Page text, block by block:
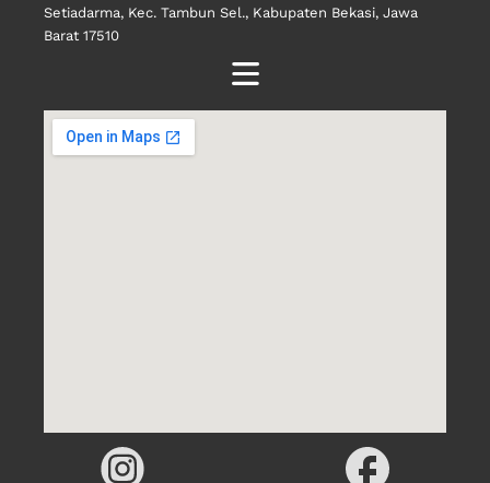
Setiadarma, Kec. Tambun Sel., Kabupaten Bekasi, Jawa
Barat 17510